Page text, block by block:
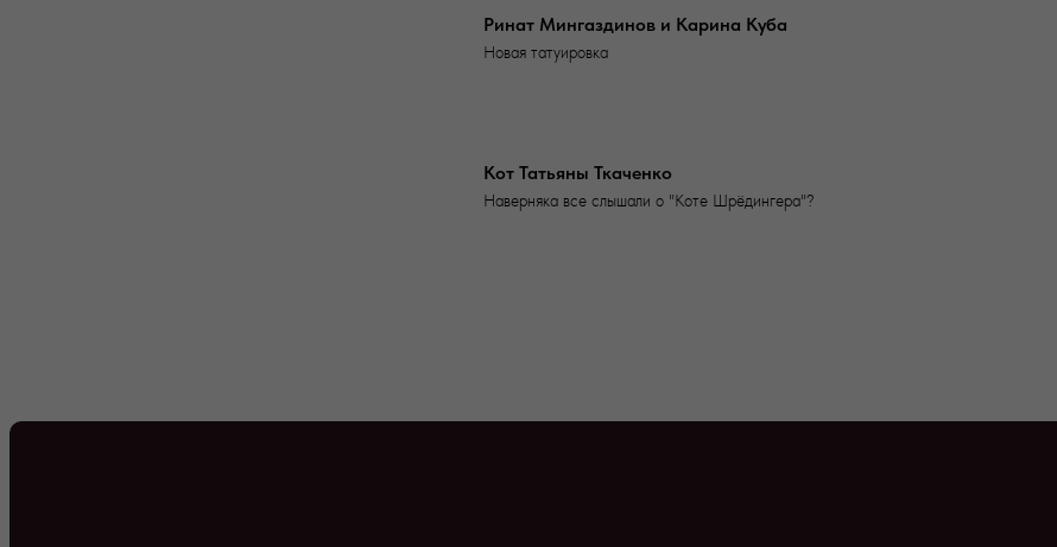
Ринат Мингаздинов и Карина Куба
Новая татуировка
Кот Татьяны Ткаченко
Наверняка все слышали о "Коте Шрёдингера"?